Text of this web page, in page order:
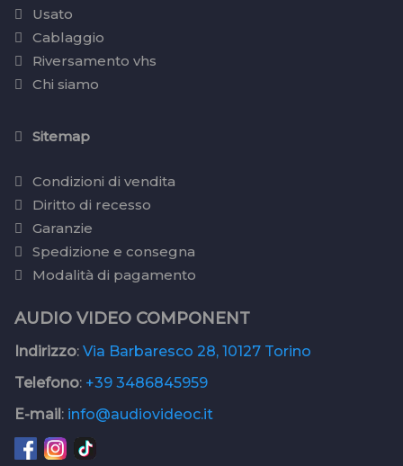
Usato
Cablaggio
Riversamento vhs
Chi siamo
Sitemap
Condizioni di vendita
Diritto di recesso
Garanzie
Spedizione e consegna
Modalità di pagamento
AUDIO VIDEO COMPONENT
Indirizzo: Via Barbaresco 28, 10127 Torino
Telefono: +39 3486845959
E-mail: info@audiovideoc.it